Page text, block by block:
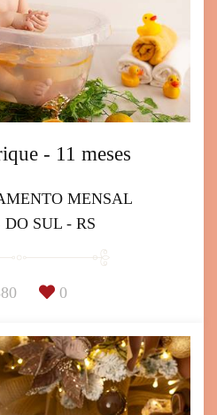
- 11 meses
MENSAL
SUL - RS
0